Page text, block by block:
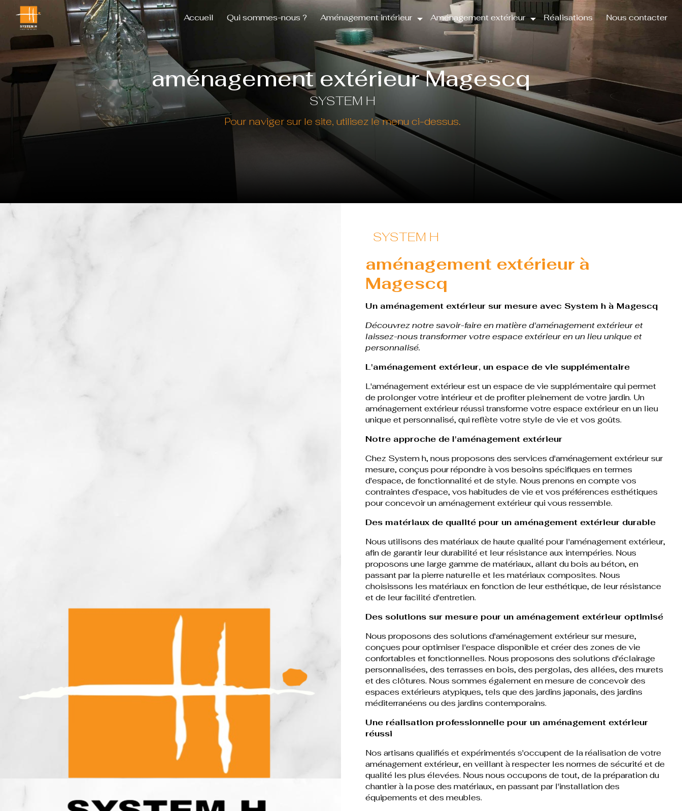
Accueil Qui sommes-nous ? Aménagement intérieur Aménagement extérieur Réalisations Nous contacter
aménagement extérieur Magescq
SYSTEM H
SYSTEM H
aménagement extérieur à
Magescq
Un aménagement extérieur sur mesure avec System h à Magescq
Découvrez notre savoir-faire en matière d'aménagement extérieur et
laissez-nous transformer votre espace extérieur en un lieu unique et
personnalisé.
L'aménagement extérieur, un espace de vie supplémentaire
L'aménagement extérieur est un espace de vie supplémentaire qui permet
de prolonger votre intérieur et de profiter pleinement de votre jardin. Un
aménagement extérieur réussi transforme votre espace extérieur en un lieu
unique et personnalisé, qui reflète votre style de vie et vos goûts.
Notre approche de l'aménagement extérieur
Chez System h, nous proposons des services d'aménagement extérieur sur
mesure, conçus pour répondre à vos besoins spécifiques en termes
d'espace, de fonctionnalité et de style. Nous prenons en compte vos
contraintes d'espace, vos habitudes de vie et vos préférences esthétiques
pour concevoir un aménagement extérieur qui vous ressemble.
Des matériaux de qualité pour un aménagement extérieur durable
Nous utilisons des matériaux de haute qualité pour l'aménagement extérieur,
afin de garantir leur durabilité et leur résistance aux intempéries. Nous
proposons une large gamme de matériaux, allant du bois au béton, en
passant par la pierre naturelle et les matériaux composites. Nous
choisissons les matériaux en fonction de leur esthétique, de leur résistance
et de leur facilité d'entretien.
Des solutions sur mesure pour un aménagement extérieur optimisé
Nous proposons des solutions d'aménagement extérieur sur mesure,
conçues pour optimiser l'espace disponible et créer des zones de vie
confortables et fonctionnelles. Nous proposons des solutions d'éclairage
personnalisées, des terrasses en bois, des pergolas, des allées, des murets
et des clôtures. Nous sommes également en mesure de concevoir des
espaces extérieurs atypiques, tels que des jardins japonais, des jardins
méditerranéens ou des jardins contemporains.
Une réalisation professionnelle pour un aménagement extérieur
réussi
Nos artisans qualifiés et expérimentés s'occupent de la réalisation de votre
aménagement extérieur, en veillant à respecter les normes de sécurité et de
qualité les plus élevées. Nous nous occupons de tout, de la préparation du
chantier à la pose des matériaux, en passant par l'installation des
équipements et des meubles.
Panneau de gestion des cookies